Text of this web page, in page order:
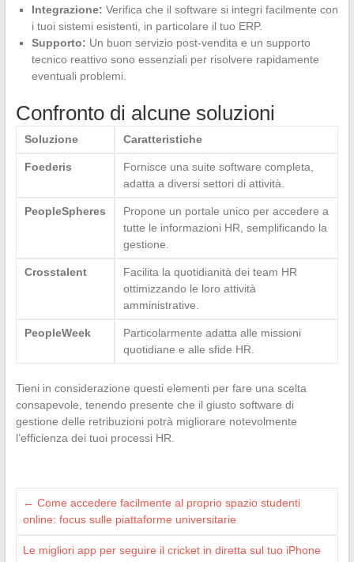
Integrazione: Verifica che il software si integri facilmente con
i tuoi sistemi esistenti, in particolare il tuo ERP.
Supporto: Un buon servizio post-vendita e un supporto
tecnico reattivo sono essenziali per risolvere rapidamente
eventuali problemi.
Confronto di alcune soluzioni
Soluzione Caratteristiche
Foederis
Fornisce una suite software completa,
adatta a diversi settori di attività.
PeopleSpheres
Propone un portale unico per accedere a
tutte le informazioni HR, semplificando la
gestione.
Crosstalent
Facilita la quotidianità dei team HR
ottimizzando le loro attività
amministrative.
PeopleWeek
Particolarmente adatta alle missioni
quotidiane e alle sfide HR.
Tieni in considerazione questi elementi per fare una scelta
consapevole, tenendo presente che il giusto software di
gestione delle retribuzioni potrà migliorare notevolmente
l’efficienza dei tuoi processi HR.
← Come accedere facilmente al proprio spazio studenti
online: focus sulle piattaforme universitarie
Le migliori app per seguire il cricket in diretta sul tuo iPhone